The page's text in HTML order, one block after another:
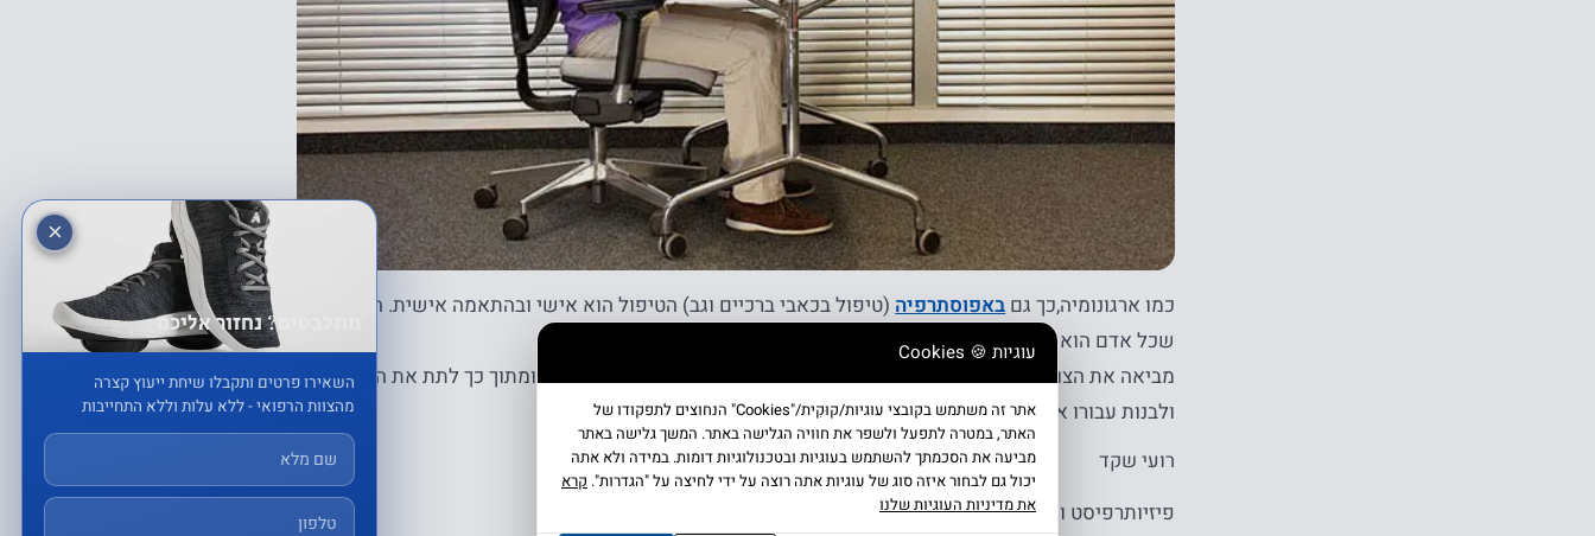
כמו ארגונומיה,כך גם באפוסתרפיה (טיפול בכאבי ברכיים וגב) הטיפול הוא אישי ובהתאמה אישית. ההבנה
שכל אדם הוא שונה במבנה, נתונים פיזיים, הרגלים ועוד,
מביאה את הצורך בהסתכלות אישית על האדם בסביבת הלימודים ואו חייו בכלל ומתוך כך לתת את ההמלצות
ולבנות עבורו את הסביבה התומכת ביותר ואת הטיפול הטוב ביותר.
רועי שקד
פיזיותרפיסט ויועץ ארגונומי, מומחה אפוסתרפיה
עוגיות 🍪 Cookies
אתר זה משתמש בקובצי עוגיות/קוּקִית/"Cookies" הנחוצים לתפקודו של
האתר, במטרה לתפעל ולשפר את חוויה הגלישה באתר. המשך גלישה באתר
מביעה את הסכמתך להשתמש בעוגיות ובטכנולוגיות דומות. במידה ולא אתה
יכול גם לבחור איזה סוג של עוגיות אתה רוצה על ידי לחיצה על "הגדרות". קרא
את מדיניות העוגיות שלנו
×
מתלבטים? נחזור אליכם
השאירו פרטים ותקבלו שיחת ייעוץ קצרה
מהצוות הרפואי - ללא עלות וללא התחייבות